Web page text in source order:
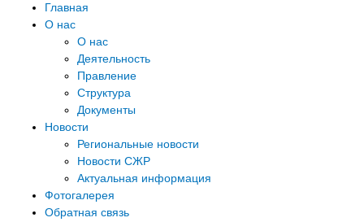
Главная
О нас
О нас
Деятельность
Правление
Структура
Документы
Новости
Региональные новости
Новости СЖР
Актуальная информация
Фотогалерея
Обратная связь